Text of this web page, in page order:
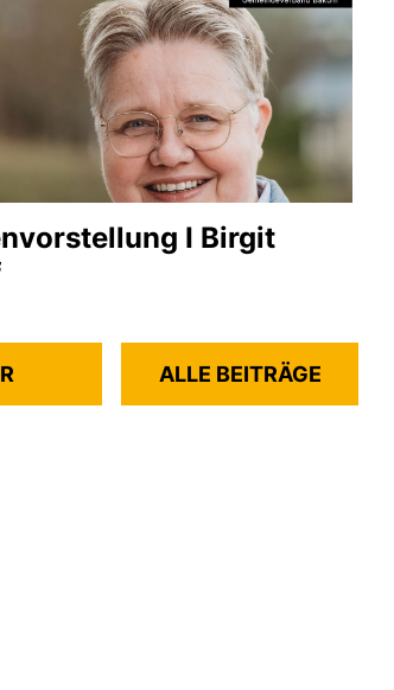
I Birgit
ALLE BEITRÄGE